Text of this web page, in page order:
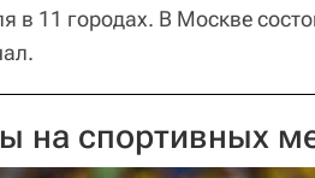
в 11 городах. В Москве
на спортивных